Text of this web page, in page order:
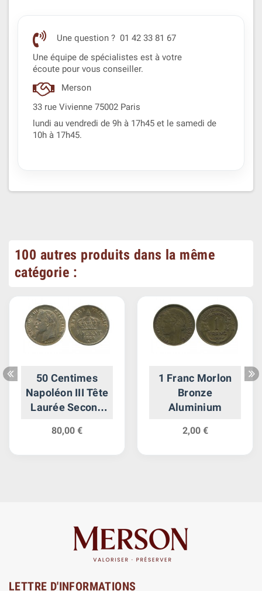
Une question ? 01 42 33 81 67
Une équipe de spécialistes est à votre
écoute pour vous conseiller.
Merson
33 rue Vivienne 75002 Paris
lundi au vendredi de 9h à 17h45 et le samedi de
10h à 17h45.
100 autres produits dans la même
catégorie :
50 Centimes
Napoléon III Tête
Laurée Second
80,00 €
1 Franc Morlon
Bronze
Aluminium
2,00 €
LETTRE D'INFORMATIONS